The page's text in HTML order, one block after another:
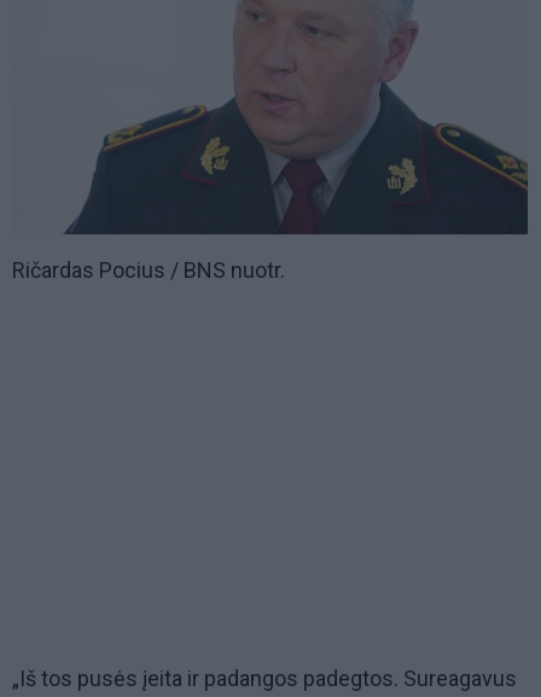
Ričardas Pocius / BNS nuotr.
„Iš tos pusės įeita ir padangos padegtos. Sureagavus